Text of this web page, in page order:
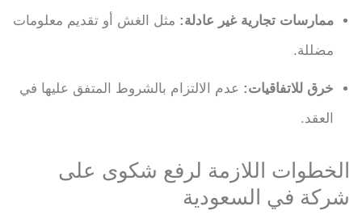
ممارسات تجارية غير عادلة: مثل الغش أو تقديم معلومات
مضللة.
خرق للاتفاقيات: عدم الالتزام بالشروط المتفق عليها في
العقد.
الخطوات اللازمة لرفع شكوى على
شركة في السعودية